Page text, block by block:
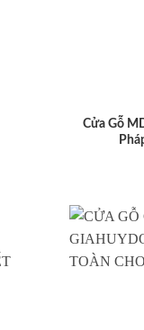
Cửa Gỗ